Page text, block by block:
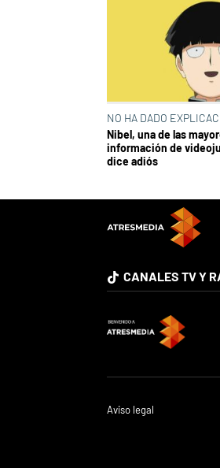
NO HA DADO
Nibel, una de las
información de
dice adiós
CANALES TV Y
Aviso legal